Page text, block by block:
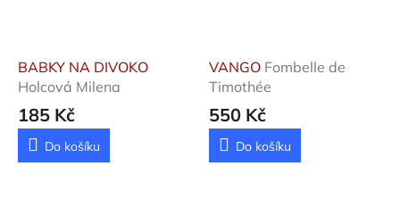
BABKY NA DIVOKO
Holcová Milena
185 Kč
Do košíku
VANGO Fombelle de
Timothée
550 Kč
Do košíku